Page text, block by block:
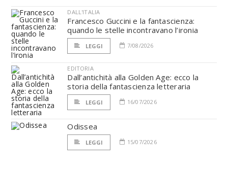
DALL'ITALIA
Francesco Guccini e la fantascienza:
quando le stelle incontravano l’ironia
LEGGI 7/08/2026
EDITORIA
Dall’antichità alla Golden Age: ecco la
storia della fantascienza letteraria
LEGGI 16/07/2026
Odissea
LEGGI 15/07/2026